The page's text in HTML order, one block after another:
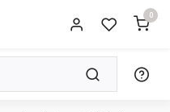
0